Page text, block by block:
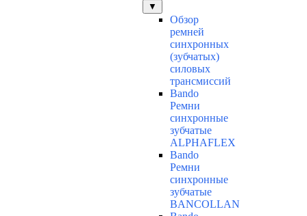
▼
Обзор
ремней
синхронных
(зубчатых)
силовых
трансмиссий
Bando
Ремни
синхронные
зубчатые
ALPHAFLEX
Bando
Ремни
синхронные
зубчатые
BANCOLLAN